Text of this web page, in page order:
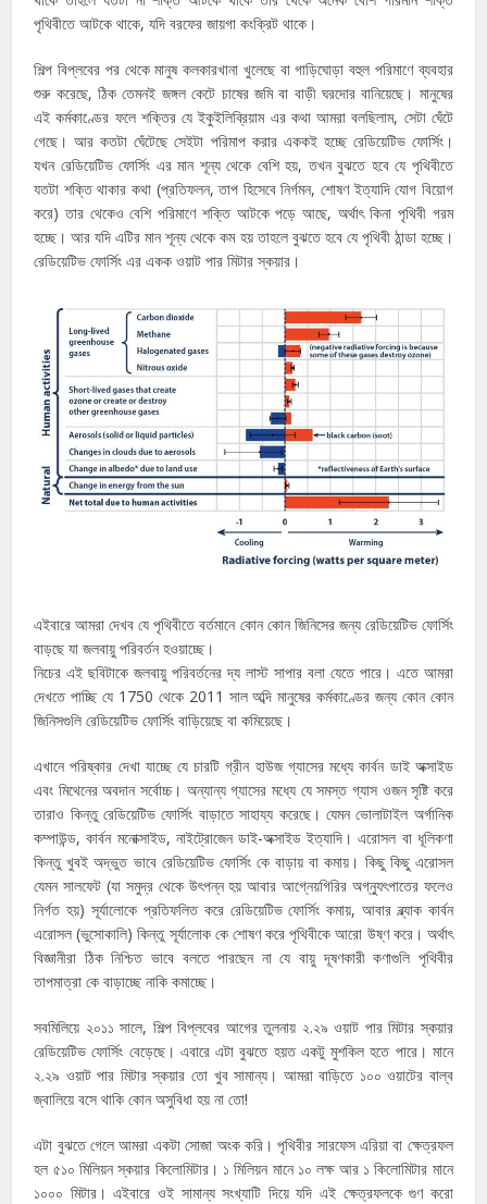
পৃথিবীতে আটকে থাকে, যদি বরফের জায়গা কংক্রিট থাকে।
শিল্প বিপ্লবের পর থেকে মানুষ কলকারখানা খুলেছে বা গাড়িঘোড়া বহুল পরিমাণে ব্যবহার
শুরু করেছে, ঠিক তেমনই জঙ্গল কেটে চাষের জমি বা বাড়ী ঘরদোর বানিয়েছে। মানুষের
এই কর্মকাণ্ডের ফলে শক্তির যে ইকুইলিব্রিয়াম এর কথা আমরা বলছিলাম, সেটা ঘেঁটে
গেছে। আর কতটা ঘেঁটেছে সেইটা পরিমাপ করার এককই হচ্ছে রেডিয়েটিভ ফোর্সিং।
যখন রেডিয়েটিভ ফোর্সিং এর মান শূন্য থেকে বেশি হয়, তখন বুঝতে হবে যে পৃথিবীতে
যতটা শক্তি থাকার কথা (প্রতিফলন, তাপ হিসেবে নির্গমন, শোষণ ইত্যাদি যোগ বিয়োগ
করে) তার থেকেও বেশি পরিমাণে শক্তি আটকে পড়ে আছে, অর্থাৎ কিনা পৃথিবী গরম
হচ্ছে। আর যদি এটির মান শূন্য থেকে কম হয় তাহলে বুঝতে হবে যে পৃথিবী ঠান্ডা হচ্ছে।
রেডিয়েটিভ ফোর্সিং এর একক ওয়াট পার মিটার স্কয়ার।
এইবারে আমরা দেখব যে পৃথিবীতে বর্তমানে কোন কোন জিনিসের জন্য রেডিয়েটিভ ফোর্সিং
বাড়ছে যা জলবায়ু পরিবর্তন হওয়াচ্ছে।
নিচের এই ছবিটাকে জলবায়ু পরিবর্তনের দ্য লাস্ট সাপার বলা যেতে পারে। এতে আমরা
দেখতে পাচ্ছি যে 1750 থেকে 2011 সাল অব্দি মানুষের কর্মকাণ্ডের জন্য কোন কোন
জিনিসগুলি রেডিয়েটিভ ফোর্সিং বাড়িয়েছে বা কমিয়েছে।
এখানে পরিষ্কার দেখা যাচ্ছে যে চারটি গ্রীন হাউজ গ্যাসের মধ্যে কার্বন ডাই অক্সাইড
এবং মিথেনের অবদান সর্বোচ্চ। অন্যান্য গ্যাসের মধ্যে যে সমস্ত গ্যাস ওজন সৃষ্টি করে
তারাও কিন্তু রেডিয়েটিভ ফোর্সিং বাড়াতে সাহায্য করেছে। যেমন ভোলাটাইল অর্গানিক
কম্পাউন্ড, কার্বন মনোক্সাইড, নাইট্রোজেন ডাই-অক্সাইড ইত্যাদি। এরোসল বা ধূলিকণা
কিন্তু খুবই অদ্ভুত ভাবে রেডিয়েটিভ ফোর্সিং কে বাড়ায় বা কমায়। কিছু কিছু এরোসল
যেমন সালফেট (যা সমুদ্র থেকে উৎপন্ন হয় আবার আগ্নেয়গিরির অগ্ন্যুৎপাতের ফলেও
নির্গত হয়) সূর্যালোকে প্রতিফলিত করে রেডিয়েটিভ ফোর্সিং কমায়, আবার ব্ল্যাক কার্বন
এরোসল (ভুসোকালি) কিন্তু সূর্যালোক কে শোষণ করে পৃথিবীকে আরো উষ্ণ করে। অর্থাৎ
বিজ্ঞানীরা ঠিক নিশ্চিত ভাবে বলতে পারছেন না যে বায়ু দূষণকারী কণাগুলি পৃথিবীর
তাপমাত্রা কে বাড়াচ্ছে নাকি কমাচ্ছে।
সবমিলিয়ে ২০১১ সালে, শিল্প বিপ্লবের আগের তুলনায় ২.২৯ ওয়াট পার মিটার স্কয়ার
রেডিয়েটিভ ফোর্সিং বেড়েছে। এবারে এটা বুঝতে হয়ত একটু মুশকিল হতে পারে। মানে
২.২৯ ওয়াট পার মিটার স্কয়ার তো খুব সামান্য। আমরা বাড়িতে ১০০ ওয়াটের বাল্ব
জ্বালিয়ে বসে থাকি কোন অসুবিধা হয় না তো!
এটা বুঝতে গেলে আমরা একটা সোজা অংক করি। পৃথিবীর সারফেস এরিয়া বা ক্ষেত্রফল
হল ৫১০ মিলিয়ন স্কয়ার কিলোমিটার। ১ মিলিয়ন মানে ১০ লক্ষ আর ১ কিলোমিটার মানে
১০০০ মিটার। এইবারে ওই সামান্য সংখ্যাটি দিয়ে যদি এই ক্ষেত্রফলকে গুণ করো